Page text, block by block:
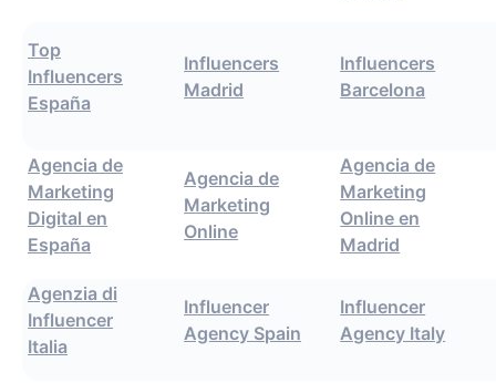
Top
Influencers
España
Influencers
Madrid
Influencers
Barcelona
Agencia de
Marketing
Digital en
España
Agencia de
Marketing
Online
Agencia de
Marketing
Online en
Madrid
Agenzia di
Influencer
Italia
Influencer
Agency Spain
Influencer
Agency Italy